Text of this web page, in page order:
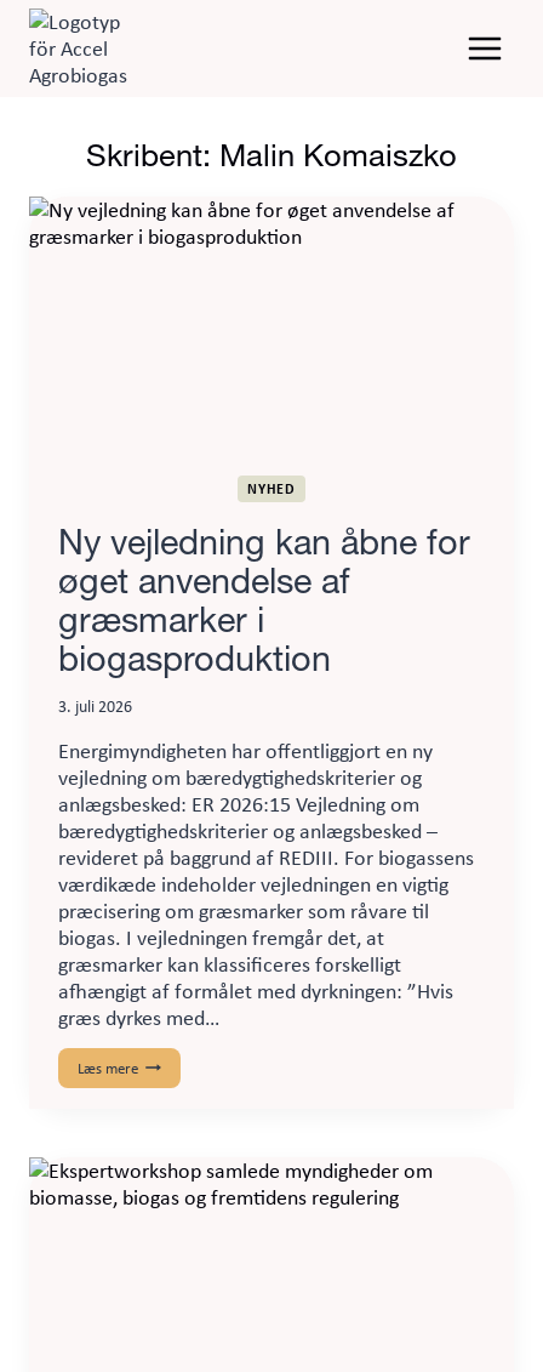
Fortsæt
indhold
Skribent: Malin Komaiszko
NYHED
Ny vejledning kan åbne for
øget anvendelse af
græsmarker i
biogasproduktion
3. juli 2026
Energimyndigheten har offentliggjort en ny
vejledning om bæredygtighedskriterier og
anlægsbesked: ER 2026:15 Vejledning om
bæredygtighedskriterier og anlægsbesked –
revideret på baggrund af REDIII. For biogassens
værdikæde indeholder vejledningen en vigtig
præcisering om græsmarker som råvare til
biogas. I vejledningen fremgår det, at
græsmarker kan klassificeres forskelligt
afhængigt af formålet med dyrkningen: ”Hvis
græs dyrkes med…
Læs mere
vejledning
anvendelse
af